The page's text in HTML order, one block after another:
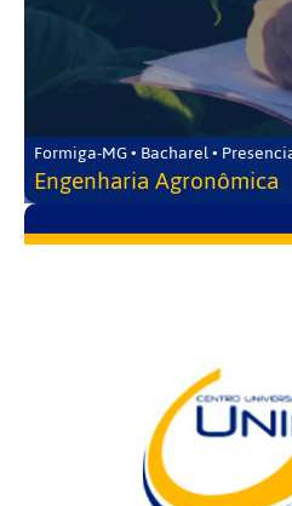
Formiga-MG • Bacharel •
Engenharia Agronômica